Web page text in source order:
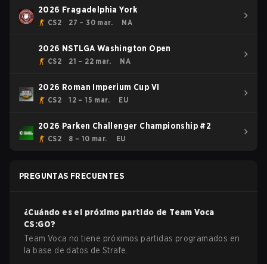
2026 Fragadelphia York
CS2 27 – 30 mar. NA
2026 NSTLGA Washington Open
CS2 21 – 22 mar. NA
2026 Roman Imperium Cup VI
CS2 12 – 15 mar. EU
2026 Parken Challenger Championship #2
CS2 8 – 10 mar. EU
PREGUNTAS FRECUENTES
¿Cuándo es el próximo partido de Team Voca
CS:GO?
Team Voca no tiene próximos partidas programados en
la base de datos de Strafe.